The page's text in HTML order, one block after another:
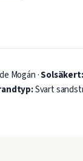
Mogán ·Solsäkert:
Svart